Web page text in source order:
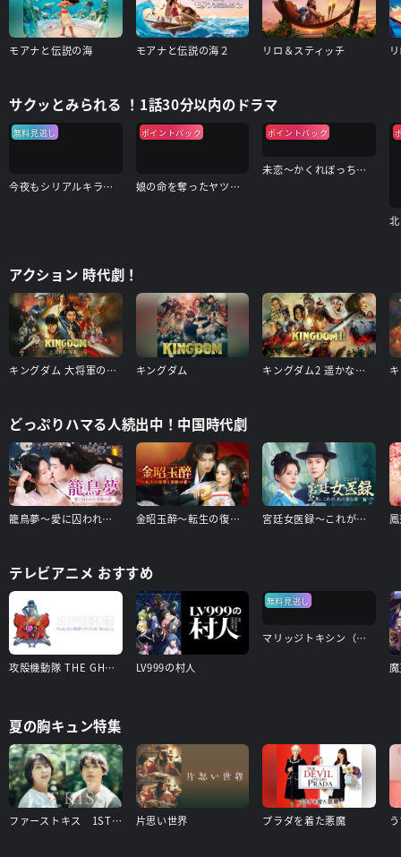
モアナと伝説の海 モアナと伝説の海２ リロ＆スティッチ
サクッとみられる ！1話30分以内のドラマ
無料見逃し
今夜もシリアルキラーと待ち合わせ
ポイントバック
娘の命を奪ったヤツを殺すのは罪ですか？
ポイントバック
未恋～かくれぼっちたち～
アクション 時代劇！
キングダム 大将軍の帰還 キングダム キングダム2 遥かなる大地へ
どっぷりハマる人続出中！中国時代劇
籠鳥夢～愛に囚われた禁断の絆～ 金昭玉醉～転生の復讐と禁断の愛～ 宮廷女医録～これが、私の進む道～
テレビアニメ おすすめ
攻殻機動隊 THE GHOST IN THE SHELL LV999の村人
無料見逃し
マリッジトキシン（見逃し配信）
夏の胸キュン特集
ファーストキス 1ST KISS 片思い世界 プラダを着た悪魔